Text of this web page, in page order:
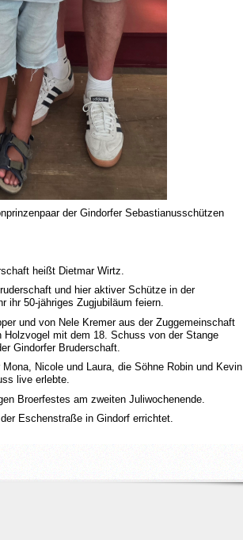
der Gindorfer Sebastianusschützen
heißt Dietmar Wirtz.
und hier aktiver Schütze in der
ihr 50-jähriges Zugjubiläum feiern.
und von Nele Kremer aus der Zuggemeinschaft
mit dem 18. Schuss von der Stange
Gindorfer Bruderschaft.
Nicole und Laura, die Söhne Robin und Kevin
live erlebte.
Broerfestes am zweiten Juliwochenende.
Eschenstraße in Gindorf errichtet.